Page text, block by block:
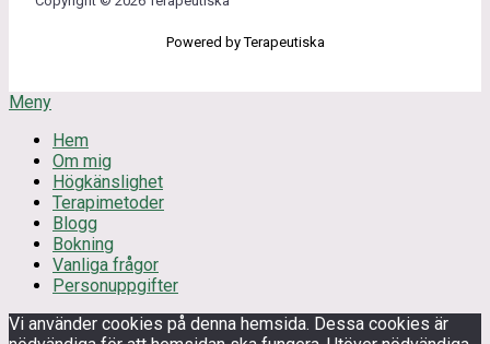
Powered by Terapeutiska
Meny
Hem
Om mig
Högkänslighet
Terapimetoder
Blogg
Bokning
Vanliga frågor
Personuppgifter
Vi använder cookies på denna hemsida. Dessa cookies är